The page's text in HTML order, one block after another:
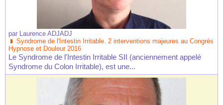
par Laurence ADJADJ
Syndrome de l'Intestin Irritable. 2 interventions majeures au Congrès
Hypnose et Douleur 2016
Le Syndrome de l'Intestin Irritable SII (anciennement appelé
Syndrome du Colon Irritable), est une...